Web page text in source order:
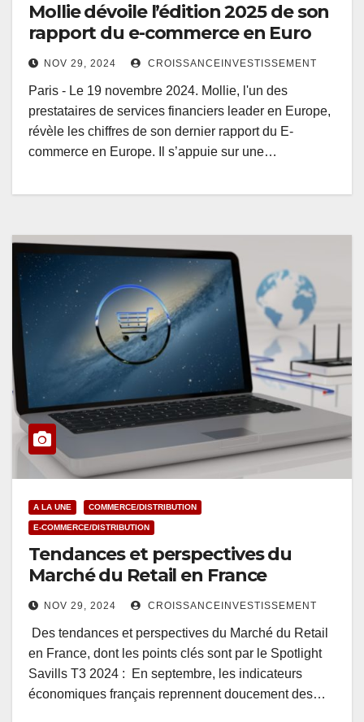
Mollie dévoile l’édition 2025 de son
rapport du e-commerce en Euro
NOV 29, 2024 CROISSANCEINVESTISSEMENT
Paris - Le 19 novembre 2024. Mollie, l'un des
prestataires de services financiers leader en Europe,
révèle les chiffres de son dernier rapport du E-
commerce en Europe. Il s’appuie sur une…
A LA UNE COMMERCE/DISTRIBUTION
E-COMMERCE/DISTRIBUTION
Tendances et perspectives du
Marché du Retail en France
NOV 29, 2024 CROISSANCEINVESTISSEMENT
Des tendances et perspectives du Marché du Retail
en France, dont les points clés sont par le Spotlight
Savills T3 2024 : En septembre, les indicateurs
économiques français reprennent doucement des…